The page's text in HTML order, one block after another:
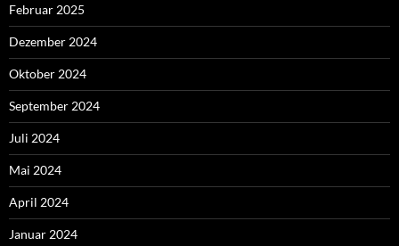
Februar 2025
Dezember 2024
Oktober 2024
September 2024
Juli 2024
Mai 2024
April 2024
Januar 2024